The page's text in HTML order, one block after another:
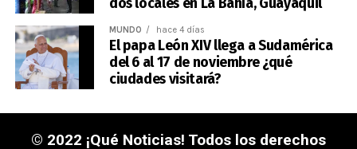
dos locales en La Bahía, Guayaquil
MUNDO hace 4 días
El papa León XIV llega a Sudamérica
del 6 al 17 de noviembre ¿qué
ciudades visitará?
© 2022 ¡Qué Noticias! Todos los derechos